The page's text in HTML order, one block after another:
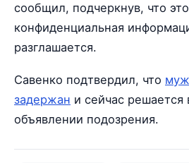
сообщил, подчеркнув, что это
конфиденциальная
разглашается.
Савенко подтвердил, что
задержан и сейчас решается
объявлении подозрения.